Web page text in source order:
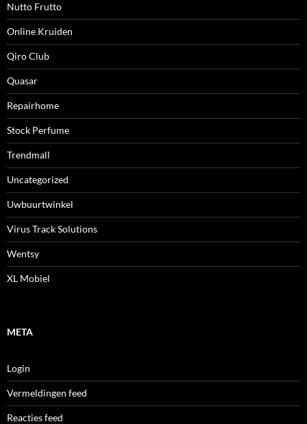
Nutto Frutto
Online Kruiden
Qiro Club
Quasar
Repairhome
Stock Perfume
Trendmall
Uncategorized
Uwbuurtwinkel
Virus Track Solutions
Wentsy
XL Mobiel
META
Login
Vermeldingen feed
Reacties feed